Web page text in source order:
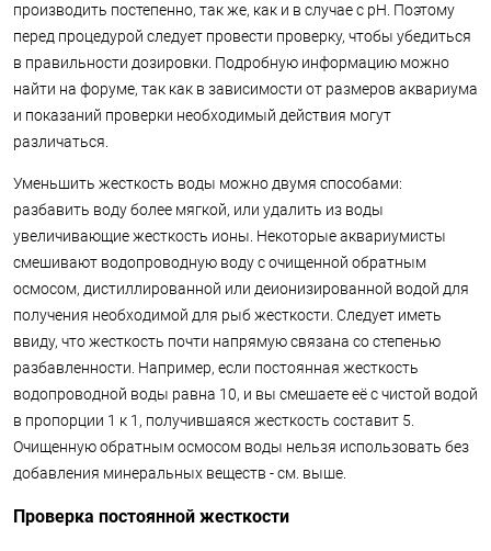
производить постепенно, так же, как и в случае с pH. Поэтому
перед процедурой следует провести проверку, чтобы убедиться
в правильности дозировки. Подробную информацию можно
найти на форуме, так как в зависимости от размеров аквариума
и показаний проверки необходимый действия могут
различаться.
Уменьшить жесткость воды можно двумя способами:
разбавить воду более мягкой, или удалить из воды
увеличивающие жесткость ионы. Некоторые аквариумисты
смешивают водопроводную воду с очищенной обратным
осмосом, дистиллированной или деионизированной водой для
получения необходимой для рыб жесткости. Следует иметь
ввиду, что жесткость почти напрямую связана со степенью
разбавленности. Например, если постоянная жесткость
водопроводной воды равна 10, и вы смешаете её с чистой водой
в пропорции 1 к 1, получившаяся жесткость составит 5.
Очищенную обратным осмосом воды нельзя использовать без
добавления минеральных веществ - см. выше.
Проверка постоянной жесткости